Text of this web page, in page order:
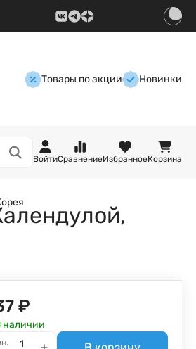
Товары по акции Новинки
ВойтиСравнениеИзбранноеКорзина
₽
наличии